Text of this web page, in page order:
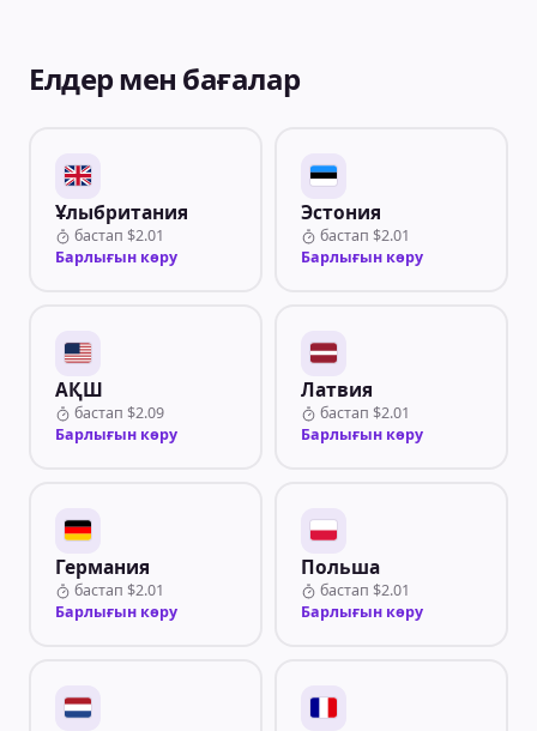
Елдер мен бағалар
Ұлыбритания
бастап $2.01
Барлығын көру
Эстония
бастап $2.01
Барлығын көру
АҚШ
бастап $2.09
Барлығын көру
Латвия
бастап $2.01
Барлығын көру
Германия
бастап $2.01
Барлығын көру
Польша
бастап $2.01
Барлығын көру